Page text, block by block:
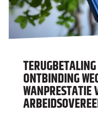
ONTBINDING
WANPRESTATIE